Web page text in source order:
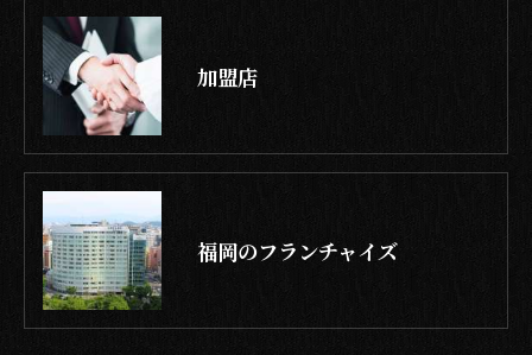
加盟店
福岡のフランチャイズ